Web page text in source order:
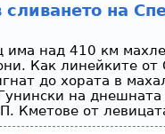
сливането на
има над 410 км
Как линейките
до хората в
на
Кметове от